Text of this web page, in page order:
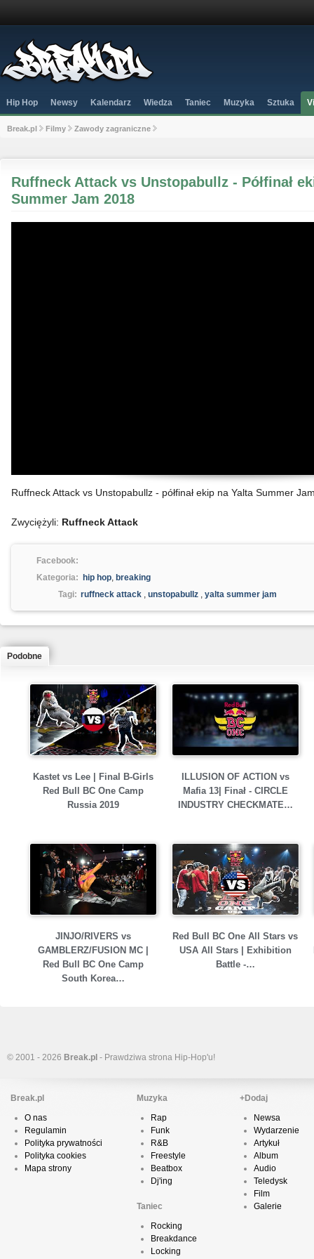
Hip Hop Newsy Kalendarz Wiedza Taniec Muzyka Sztuka
Break.pl Filmy Zawody zagraniczne
Ruffneck Attack vs Unstopabullz - Półfinał
Summer Jam 2018
Ruffneck Attack vs Unstopabullz - półfinał ekip na Yalta Summer
Zwyciężyli: Ruffneck Attack
Facebook:
Kategoria:
hip hop, breaking
Tagi: ruffneck attack , unstopabullz , yalta summer jam
Podobne
Kastet vs Lee | Final B-Girls
Red Bull BC One Camp
Russia 2019
ILLUSION OF ACTION vs
Mafia 13| Finał - CIRCLE
INDUSTRY CHECKMATE…
JINJO/RIVERS vs
GAMBLERZ/FUSION MC |
Red Bull BC One Camp
South Korea…
Red Bull BC One All Stars vs
USA All Stars | Exhibition
Battle -…
© 2001 - 2026 Break.pl - Prawdziwa strona Hip-Hop'u!
Break.pl
O nas
Regulamin
Polityka prywatności
Polityka cookies
Mapa strony
Muzyka
Rap
Funk
R&B
Freestyle
Beatbox
Dj'ing
Taniec
Rocking
Breakdance
Locking
+Dodaj
Newsa
Wydarzenie
Artykuł
Album
Audio
Teledysk
Film
Galerie